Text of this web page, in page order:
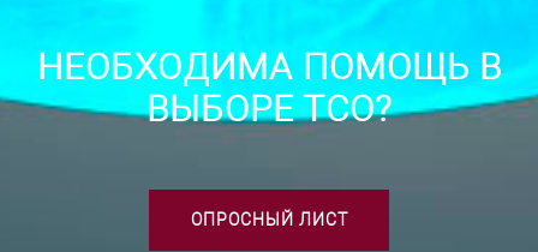
НЕОБХОДИМА ПОМОЩЬ В
ВЫБОРЕ ТСО?
ОПРОСНЫЙ ЛИСТ